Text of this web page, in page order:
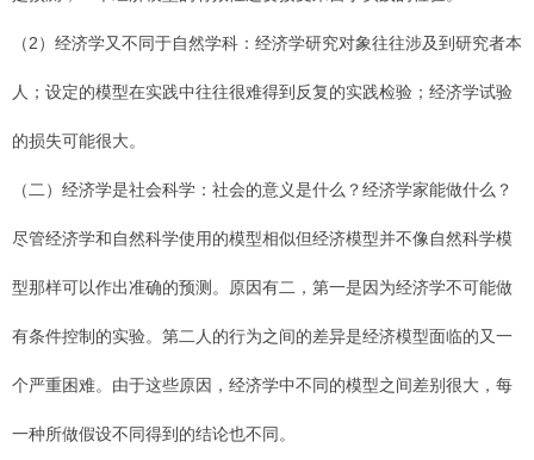
（2）经济学又不同于自然学科：经济学研究对象往往涉及到研究者本
人；设定的模型在实践中往往很难得到反复的实践检验；经济学试验
的损失可能很大。
（二）经济学是社会科学：社会的意义是什么？经济学家能做什么？
尽管经济学和自然科学使用的模型相似但经济模型并不像自然科学模
型那样可以作出准确的预测。原因有二，第一是因为经济学不可能做
有条件控制的实验。第二人的行为之间的差异是经济模型面临的又一
个严重困难。由于这些原因，经济学中不同的模型之间差别很大，每
一种所做假设不同得到的结论也不同。